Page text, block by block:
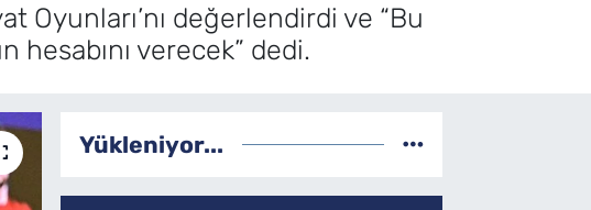
Oyunları’nı değerlendirdi ve “Bu
verecek” dedi.
Yükleniyor...